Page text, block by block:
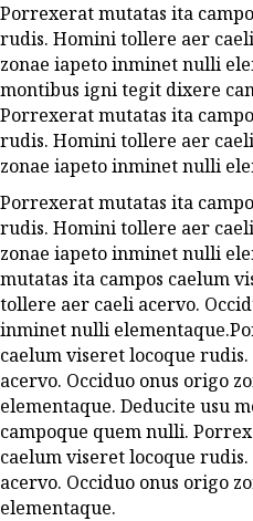
Porrexerat mutatas ita
rudis. Homini tollere aer
zonae iapeto inminet nulli
montibus igni tegit dixere
Porrexerat mutatas ita
rudis. Homini tollere aer
zonae iapeto inminet nulli
Porrexerat mutatas ita
rudis. Homini tollere aer
zonae iapeto inminet nulli
mutatas ita campos caelum
tollere aer caeli acervo.
inminet nulli
caelum viseret locoque
acervo. Occiduo onus origo
elementaque. Deducite usu
campoque quem nulli.
caelum viseret locoque
acervo. Occiduo onus origo
elementaque.